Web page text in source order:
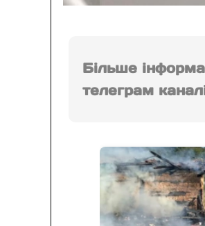
Більше
телеграм